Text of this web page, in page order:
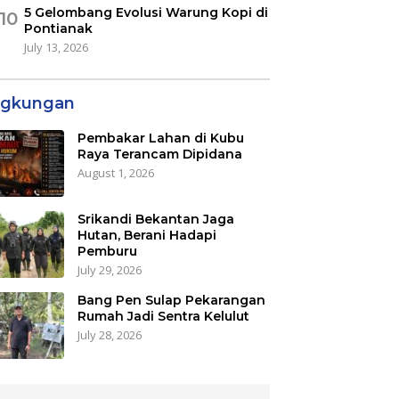
5 Gelombang Evolusi Warung Kopi di
Pontianak
July 13, 2026
Pembakar Lahan di Kubu
Raya Terancam Dipidana
August 1, 2026
Srikandi Bekantan Jaga
Hutan, Berani Hadapi
Pemburu
July 29, 2026
Bang Pen Sulap Pekarangan
Rumah Jadi Sentra Kelulut
July 28, 2026